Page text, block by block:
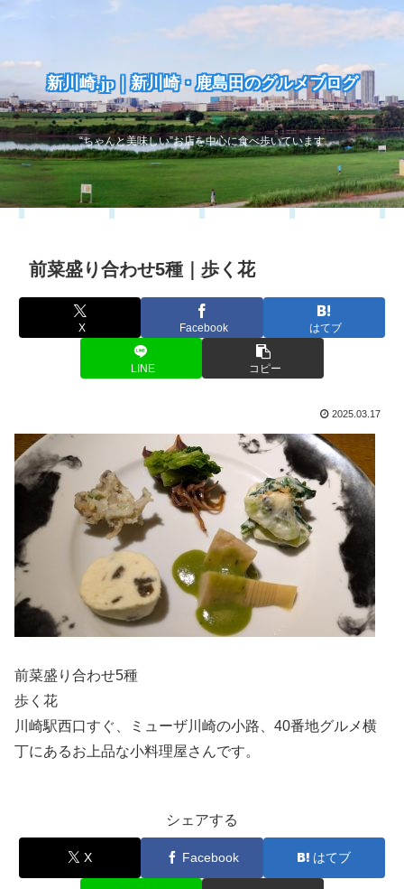
新川崎.jp｜新川崎・鹿島田のグルメブログ
“ちゃんと美味しい”お店を中心に食べ歩いています
前菜盛り合わせ5種｜歩く花
X Facebook はてブ
LINE コピー
2025.03.17
前菜盛り合わせ5種
歩く花
川崎駅西口すぐ、ミューザ川崎の小路、40番地グルメ横
丁にあるお上品な小料理屋さんです。
シェアする
X Facebook はてブ